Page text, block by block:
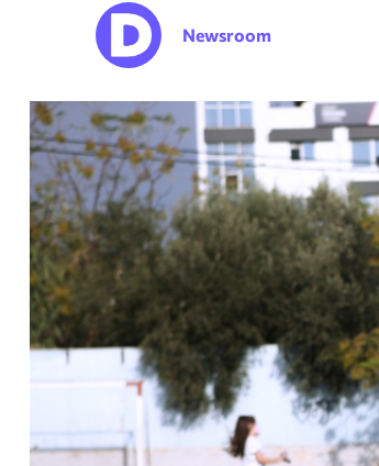
Newsroom